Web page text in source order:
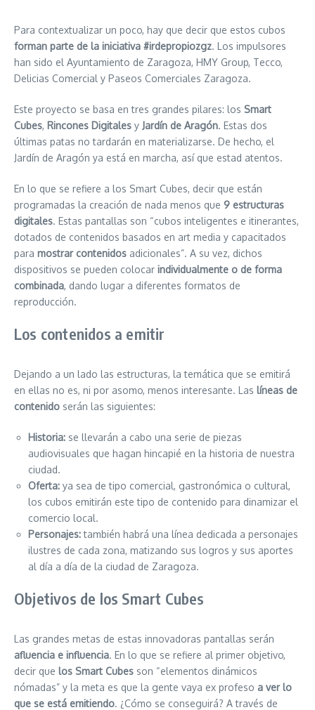
Para contextualizar un poco, hay que decir que estos cubos
forman parte de la iniciativa #irdepropiozgz. Los impulsores
han sido el Ayuntamiento de Zaragoza, HMY Group, Tecco,
Delicias Comercial y Paseos Comerciales Zaragoza.
Este proyecto se basa en tres grandes pilares: los Smart
Cubes, Rincones Digitales y Jardín de Aragón. Estas dos
últimas patas no tardarán en materializarse. De hecho, el
Jardín de Aragón ya está en marcha, así que estad atentos.
En lo que se refiere a los Smart Cubes, decir que están
programadas la creación de nada menos que 9 estructuras
digitales. Estas pantallas son “cubos inteligentes e itinerantes,
dotados de contenidos basados en art media y capacitados
para mostrar contenidos adicionales”. A su vez, dichos
dispositivos se pueden colocar individualmente o de forma
combinada, dando lugar a diferentes formatos de
reproducción.
Los contenidos a emitir
Dejando a un lado las estructuras, la temática que se emitirá
en ellas no es, ni por asomo, menos interesante. Las líneas de
contenido serán las siguientes:
Historia: se llevarán a cabo una serie de piezas
audiovisuales que hagan hincapié en la historia de nuestra
ciudad.
Oferta: ya sea de tipo comercial, gastronómica o cultural,
los cubos emitirán este tipo de contenido para dinamizar el
comercio local.
Personajes:también habrá una línea dedicada a personajes
ilustres de cada zona, matizando sus logros y sus aportes
al día a día de la ciudad de Zaragoza.
Objetivos de los Smart Cubes
Las grandes metas de estas innovadoras pantallas serán
afluencia e influencia. En lo que se refiere al primer objetivo,
decir que los Smart Cubes son “elementos dinámicos
nómadas” y la meta es que la gente vaya ex profeso a ver lo
que se está emitiendo. ¿Cómo se conseguirá? A través de